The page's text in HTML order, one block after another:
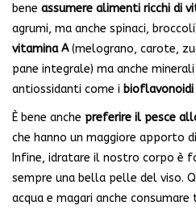
bene assumere alimenti ricchi di
agrumi, ma anche spinaci,
vitamina A(melograno, carote,
pane integrale) ma anche
antiossidanti come i bioflavonoidi
È bene anche preferire il pesce
che hanno un maggiore apporto
Infine, idratare il nostro corpo è
sempre una bella pelle del viso.
acqua e magari anche